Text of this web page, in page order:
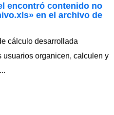
encontró contenido no
en el archivo de
cálculo desarrollada
organicen, calculen y